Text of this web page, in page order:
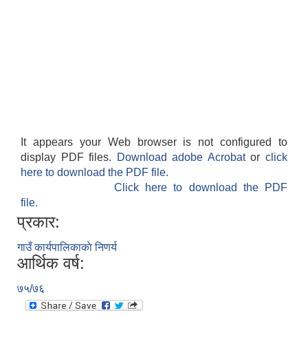
It appears your Web browser is not configured to
display PDF files.
Download adobe Acrobatorclick
here to download the PDF file.
Click here to download the PDF
file.
प्रकार:
गाउँ कार्यपालिकाकाे निणर्य
आर्थिक वर्ष:
७५/७६